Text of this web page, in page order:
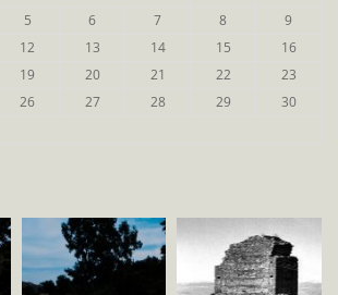
5 6 7 8
9
12 13 14 15
16
19 20 21 22
23
26 27 28 29
30